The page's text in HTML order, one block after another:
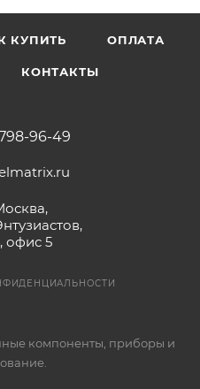
КУПИТЬ ОПЛАТА
КОНТАКТЫ
96-49
офис 5
компоненты, приборы и